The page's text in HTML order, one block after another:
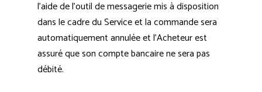
l’aide de l’outil de messagerie mis à disposition
dans le cadre du Service et la commande sera
automatiquement annulée et l’Acheteur est
assuré que son compte bancaire ne sera pas
débité.